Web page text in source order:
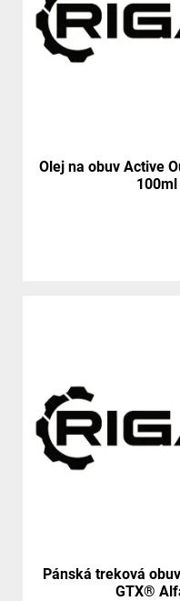
Olej na obuv Active
100ml
Pánská treková
GTX®